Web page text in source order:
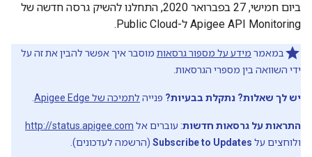
ביום חמישי, 27 בפברואר 2020, התחלנו להשיק גרסה חדשה של
Apigee API Monitoring ל-Public Cloud.
במאמר מידע על מספור גרסאות מוסבר איך אפשר להבין את זה על
ידי השוואה בין מספרי הגרסאות.
יש לך שאלות? נתקלת בבעיות? פנייה לתמיכה של Apigee Edge
התראות על גרסאות חדשות: עוברים אל http://status.apigee.com
ולוחצים על Subscribe to Updates (הרשמה לעדכונים).